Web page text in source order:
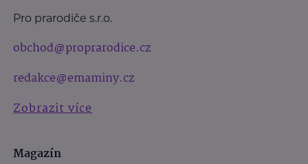
Pro prarodiče s.r.o.
obchod@proprarodice.cz
redakce@emaminy.cz
Zobrazit více
Magazín